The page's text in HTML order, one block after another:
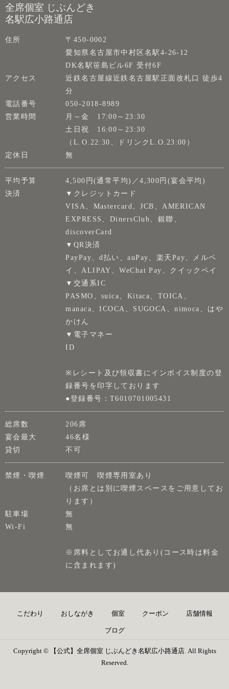
全席個室 じぶんどき
名駅広小路通店
住所
〒450-0002
愛知県名古屋市中村区名駅4-26-12
DK名駅笹島ビル6F 受付6F
アクセス
近鉄名古屋線近鉄名古屋駅正面改札口 徒歩4
分
電話番号
050-2018-8989
営業時間
月～金 17:00～23:30
土日祝 16:00～23:30
（L.O.22:30、ドリンクL.O.23:00）
定休日
無
平均予算
4,500円(通常平均)／4,300円(宴会平均)
決済
▼クレジットカード
VISA、Mastercard、JCB、AMERICAN
EXPRESS、DinersClub、銀聯、
discoverCard
▼QR決済
PayPay、d払い、auPay、楽天Pay、メルペ
イ、ALIPAY、WeChat Pay、クイックペイ
▼交通系IC
PASMO、suica、Kitaca、TOICA、
manaca、ICOCA、SUGOCA、nimoca、はや
かけん
▼電子マネー
ID
※レシート及び領収書にインボイス制度の登
録番号を印字しております
●登録番号：T6010701005431
総席数
206席
宴会最大
46名様
貸切
不可
禁煙・喫煙
喫煙可 喫煙専用室あり
（お席とは別に喫煙スペースをご用意してお
ります）
駐車場
無
Wi-Fi
無
※席料としてお通し代あり(コース時は料金
に含まれます)
こだわり おしながき 個室 クーポン 店舗情報
ブログ
Copyright © 【公式】全席個室 じぶんどき名駅広小路通店. All Rights
Reserved.